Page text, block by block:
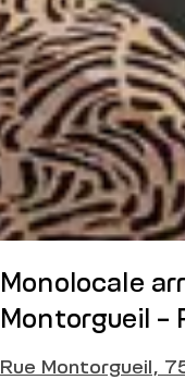
Monolocale
Montorgueil -
Rue Montorgueil,